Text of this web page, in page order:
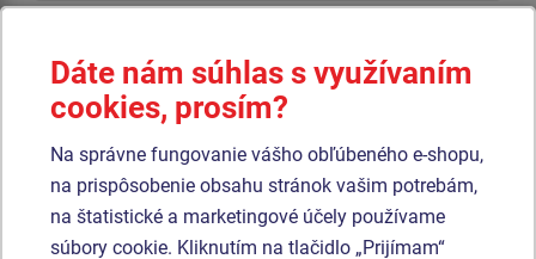
most medzi vežami, preliezací tunel medzi vežami, kovové rahno, 2x
sedadlo Normal.
Produkt - UNH-4021K-20
Herná zostava hrad UNH4021K - celokovová
Dáte nám súhlas s využívaním
cookies, prosím?
Na správne fungovanie vášho obľúbeného e-shopu,
na prispôsobenie obsahu stránok vašim potrebám,
na štatistické a marketingové účely používame
súbory cookie. Kliknutím na tlačidlo „Prijímam“